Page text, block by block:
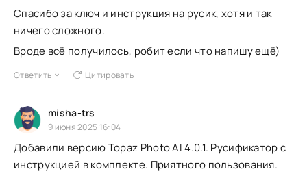
Спасибо за ключ и инструкция на русик, хотя и так
ничего сложного.
Вроде всё получилось, робит если что напишу ещё)
Ответить Цитировать
misha-trs
9 июня 2025 16:04
Добавили версию Topaz Photo AI 4.0.1. Русификатор с
инструкцией в комплекте. Приятного пользования.